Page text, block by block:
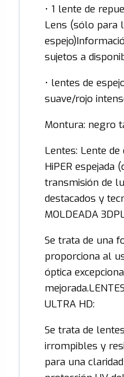
• 1 lente de
Lens (sólo para
sujetos a
• lentes de
suave/rojo
Montura: negro
Lentes: Lente
HiPER espejada
transmisión de
destacados y
MOLDEADA
Se trata de una
proporciona al
óptica
ULTRA HD:
Se trata de
irrompibles y
para una